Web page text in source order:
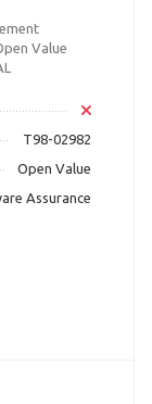
Value
T98-02982
Open Value
Assurance